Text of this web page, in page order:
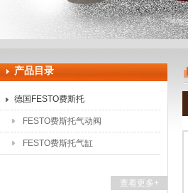
上海申思特自动化设备有限公司
产品目录
德国FESTO费斯托
FESTO费斯托气动阀
FESTO费斯托气缸
查看更多+